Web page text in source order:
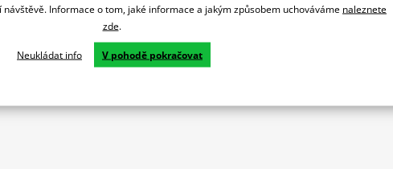
Informace o tom, jaké informace a jakým způsobem uchováváme naleznete
zde.
Neukládat info V pohodě pokračovat